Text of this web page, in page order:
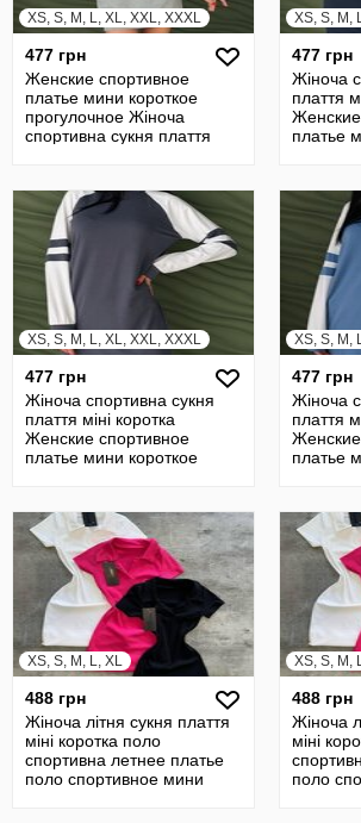
XS, S, M, L, XL, XXL, XXXL
477 грн
Женские спортивное
платье мини короткое
прогулочное Жіноча
спортивна сукня плаття
XS, S, M,
477 грн
Жіноча
плаття
платье
XS, S, M, L, XL, XXL, XXXL
477 грн
Жіноча спортивна сукня
плаття міні коротка
Женские спортивное
платье мини короткое
XS, S, M,
477 грн
Жіноча
плаття
платье
XS, S, M, L, XL
488 грн
Жіноча літня сукня плаття
міні коротка поло
спортивна летнее платье
поло спортивное мини
XS, S, M,
488 грн
Жіноча
міні
поло